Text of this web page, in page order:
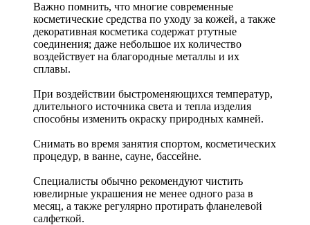
Важно помнить, что многие современные
косметические средства по уходу за кожей, а также
декоративная косметика содержат ртутные
соединения; даже небольшое их количество
воздействует на благородные металлы и их
сплавы.
При воздействии быстроменяющихся температур,
длительного источника света и тепла изделия
способны изменить окраску природных камней.
Снимать во время занятия спортом, косметических
процедур, в ванне, сауне, бассейне.
Специалисты обычно рекомендуют чистить
ювелирные украшения не менее одного раза в
месяц, а также регулярно протирать фланелевой
салфеткой.